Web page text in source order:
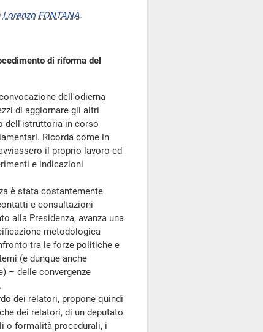
Lorenzo FONTANA.
di riforma del
dell'odierna
di aggiornare gli altri
dell'istruttoria in corso
Ricorda come in
il proprio lavoro ed
e indicazioni
è stata costantemente
e consultazioni
alla Presidenza, avanza una
metodologica
tra le forze politiche e
(e dunque anche
– delle convergenze
dei relatori, propone quindi
dei relatori, di un deputato
o formalità procedurali, i